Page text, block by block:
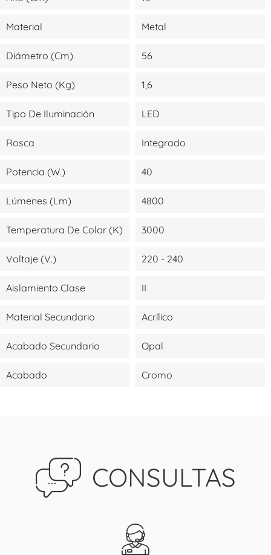
Material Metal
Diámetro (cm) 56
Peso Neto (kg) 1,6
Tipo De Iluminación LED
Rosca Integrado
Potencia (W.) 40
Lúmenes (lm) 4800
Temperatura De Color (K) 3000
Voltaje (V.) 220 - 240
Aislamiento Clase II
Material Secundario Acrílico
Acabado Secundario Opal
Acabado Cromo
CONSULTAS